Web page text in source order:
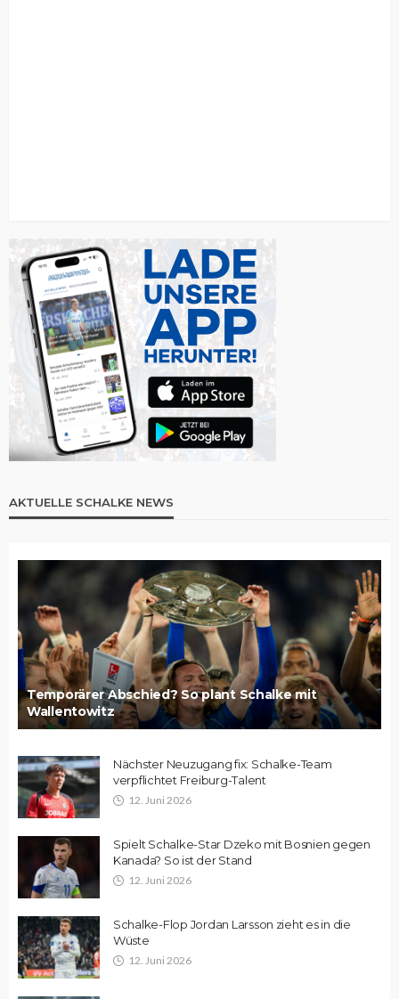
AKTUELLE SCHALKE NEWS
Temporärer Abschied? So plant Schalke mit
Wallentowitz
Nächster Neuzugang fix: Schalke-Team
verpflichtet Freiburg-Talent
12. Juni 2026
Spielt Schalke-Star Dzeko mit Bosnien gegen
Kanada? So ist der Stand
12. Juni 2026
Schalke-Flop Jordan Larsson zieht es in die
Wüste
12. Juni 2026